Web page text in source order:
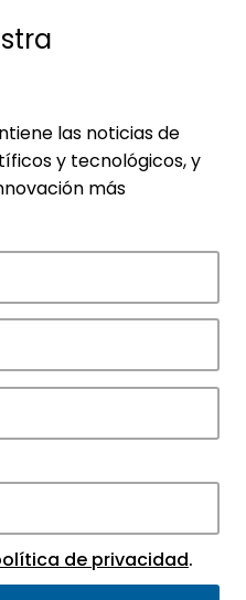
que impulsan la
de APTE.
360
INFORMÁTICA Y
las noticias de
y tecnológicos, y
más
de privacidad.